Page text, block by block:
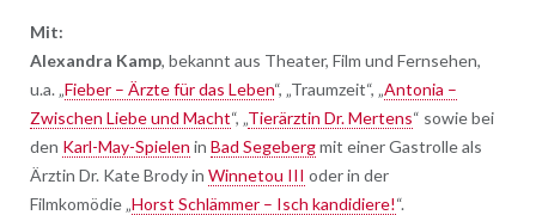
Mit:
Alexandra Kamp, bekannt aus Theater, Film und Fernsehen,
u.a. „Fieber – Ärzte für das Leben“, „Traumzeit“, „Antonia –
Zwischen Liebe und Macht“, „Tierärztin Dr. Mertens“ sowie bei
den Karl-May-Spielen in Bad Segebergmit einer Gastrolle als
Ärztin Dr. Kate Brody in Winnetou III oder in der
Filmkomödie „Horst Schlämmer – Isch kandidiere!“.